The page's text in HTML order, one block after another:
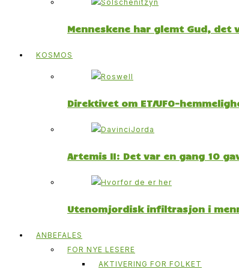
Menneskene har glemt Gud,
KOSMOS
Direktivet om ET/UFO-
Artemis II: Det var en gang 10
Utenomjordisk infiltrasjon i
ANBEFALES
FOR NYE LESERE
AKTIVERING FOR FOLKET